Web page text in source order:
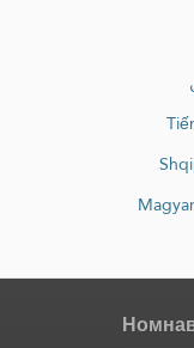
Magyar